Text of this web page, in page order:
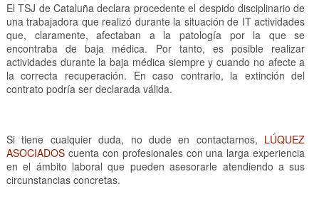
El TSJ de Cataluña declara procedente el despido disciplinario de
una trabajadora que realizó durante la situación de IT actividades
que, claramente, afectaban a la patología por la que se
encontraba de baja médica. Por tanto, es posible realizar
actividades durante la baja médica siempre y cuando no afecte a
la correcta recuperación. En caso contrario, la extinción del
contrato podría ser declarada válida.
Si tiene cualquier duda, no dude en contactarnos, LÚQUEZ
ASOCIADOScuenta con profesionales con una larga experiencia
en el ámbito laboral que pueden asesorarle atendiendo a sus
circunstancias concretas.